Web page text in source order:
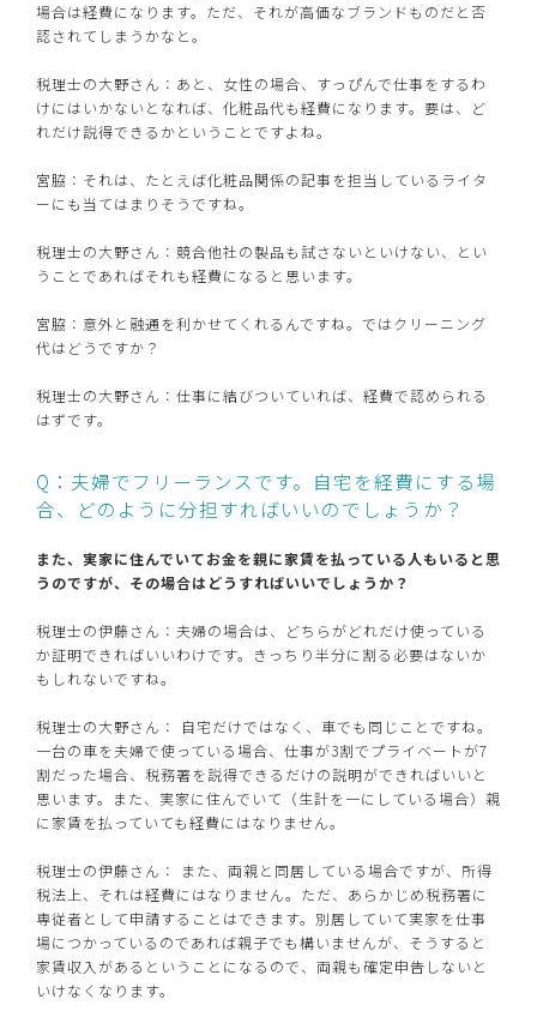
場合は経費になります。ただ、それが高価なブランドものだと否
認されてしまうかなと。
税理士の大野さん：あと、女性の場合、すっぴんで仕事をするわ
けにはいかないとなれば、化粧品代も経費になります。要は、ど
れだけ説得できるかということですよね。
宮脇：それは、たとえば化粧品関係の記事を担当しているライタ
ーにも当てはまりそうですね。
税理士の大野さん：競合他社の製品も試さないといけない、とい
うことであればそれも経費になると思います。
宮脇：意外と融通を利かせてくれるんですね。ではクリーニング
代はどうですか？
税理士の大野さん：仕事に結びついていれば、経費で認められる
はずです。
Q：夫婦でフリーランスです。自宅を経費にする場
合、どのように分担すればいいのでしょうか？
また、実家に住んでいてお金を親に家賃を払っている人もいると思
うのですが、その場合はどうすればいいでしょうか？
税理士の伊藤さん：夫婦の場合は、どちらがどれだけ使っている
か証明できればいいわけです。きっちり半分に割る必要はないか
もしれないですね。
税理士の大野さん： 自宅だけではなく、車でも同じことですね。
一台の車を夫婦で使っている場合、仕事が3割でプライベートが7
割だった場合、税務署を説得できるだけの説明ができればいいと
思います。また、実家に住んでいて（生計を一にしている場合）親
に家賃を払っていても経費にはなりません。
税理士の伊藤さん： また、両親と同居している場合ですが、所得
税法上、それは経費にはなりません。ただ、あらかじめ税務署に
専従者として申請することはできます。別居していて実家を仕事
場につかっているのであれば親子でも構いませんが、そうすると
家賃収入があるということになるので、両親も確定申告しないと
いけなくなります。